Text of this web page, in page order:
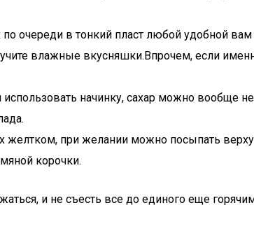
очереди в тонкий пласт любой удобной
влажные вкусняшки.Впрочем, если
начинку, сахар можно вообще
желтком, при желании можно посыпать
корочки.
и не съесть все до единого еще